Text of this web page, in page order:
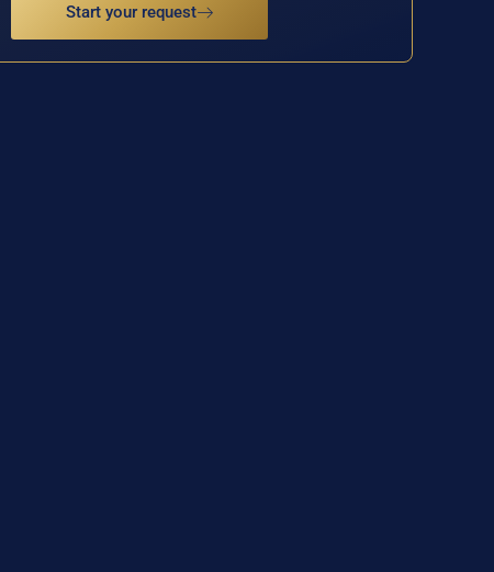
Start your request